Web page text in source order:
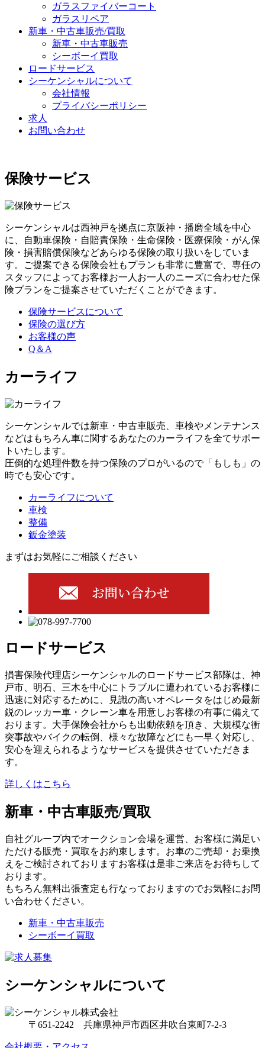
ガラスファイバーコート
ガラスリペア
新車・中古車販売/買取
新車・中古車販売
シーボーイ買取
ロードサービス
シーケンシャルについて
会社情報
プライバシーポリシー
求人
お問い合わせ
保険サービス
シーケンシャルは西神戸を拠点に京阪神・播磨全域を中心
に、自動車保険・自賠責保険・生命保険・医療保険・がん保
険・損害賠償保険などあらゆる保険の取り扱いをしていま
す。ご提案できる保険会社もプランも非常に豊富で、専任の
スタッフによってお客様お一人お一人のニーズに合わせた保
険プランをご提案させていただくことができます。
保険サービスについて
保険の選び方
お客様の声
Q＆A
カーライフ
シーケンシャルでは新車・中古車販売、車検やメンテナンス
などはもちろん車に関するあなたのカーライフを全てサポー
トいたします。
圧倒的な処理件数を持つ保険のプロがいるので「もしも」の
時でも安心です。
カーライフについて
車検
整備
鈑金塗装
まずはお気軽にご相談ください
ロードサービス
損害保険代理店シーケンシャルのロードサービス部隊は、神
戸市、明石、三木を中心にトラブルに遭われているお客様に
迅速に対応するために、見識の高いオペレータをはじめ最新
鋭のレッカー車・クレーン車を用意しお客様の有事に備えて
おります。大手保険会社からも出動依頼を頂き、大規模な衝
突事故やバイクの転倒、様々な故障などにも一早く対応し、
安心を迎えられるようなサービスを提供させていただきま
す。
詳しくはこちら
新車・中古車販売/買取
自社グループ内でオークション会場を運営、お客様に満足い
ただける販売・買取をお約束します。お車のご売却・お乗換
えをご検討されておりますお客様は是非ご来店をお待ちして
おります。
もちろん無料出張査定も行なっておりますのでお気軽にお問
い合わせください。
新車・中古車販売
シーボーイ買取
シーケンシャルについて
〒651-2242 兵庫県神戸市西区井吹台東町7-2-3